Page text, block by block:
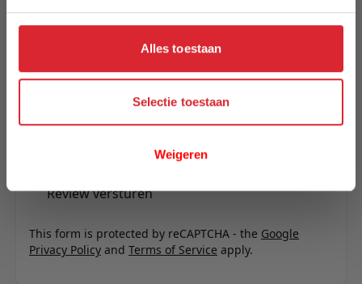
Alles toestaan
Selectie toestaan
Weigeren
Samenvatting
Review versturen
This form is protected by reCAPTCHA - the Google
Privacy Policy and Terms of Service apply.